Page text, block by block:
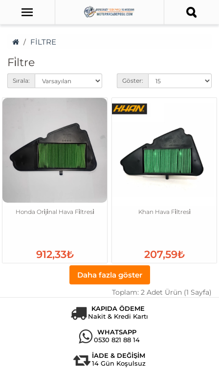
FİLTRE
Fi̇ltre
Sırala: Göster:
Honda Ori̇ji̇nal Hava Fi̇ltresi̇
912,33₺
Khan Hava Fi̇ltresi̇
207,59₺
Daha fazla göster
Toplam: 2 Adet Ürün (1 Sayfa)
KAPIDA ÖDEME
Nakit & Kredi Kartı
WHATSAPP
0530 821 88 14
İADE & DEĞİŞİM
14 Gün Koşulsuz